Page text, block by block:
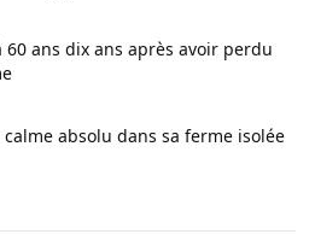
60 ans dix ans après avoir perdu
absolu dans sa ferme isolée